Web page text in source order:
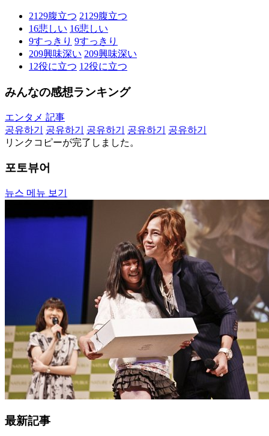
2129腹立つ 2129腹立つ
16悲しい 16悲しい
9すっきり 9すっきり
209興味深い 209興味深い
12役に立つ 12役に立つ
みんなの感想ランキング
エンタメ 記事
공유하기
공유하기 공유하기 공유하기
공유하기
リンクコピーが完了しました。
포토뷰어
뉴스 메뉴 보기
最新記事